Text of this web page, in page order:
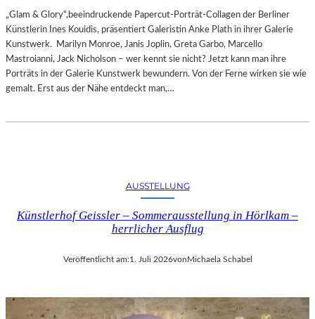
„Glam & Glory“,beeindruckende Papercut-Porträt-Collagen der Berliner
Künstlerin Ines Kouidis, präsentiert Galeristin Anke Plath in ihrer Galerie
Kunstwerk. Marilyn Monroe, Janis Joplin, Greta Garbo, Marcello
Mastroianni, Jack Nicholson – wer kennt sie nicht? Jetzt kann man ihre
Porträts in der Galerie Kunstwerk bewundern. Von der Ferne wirken sie wie
gemalt. Erst aus der Nähe entdeckt man,…
AUSSTELLUNG
Künstlerhof Geissler – Sommerausstellung in Hörlkam –
herrlicher Ausflug
Veröffentlicht am:1. Juli 2026von Michaela Schabel